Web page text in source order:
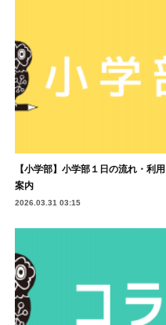
【小学部】小学部１日の流れ・利用
案内
2026.03.31 03:15